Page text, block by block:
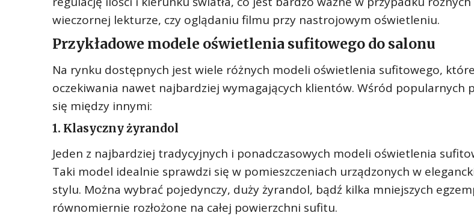
wieczornej lekturze, czy oglądaniu filmu przy nastrojowym oświetleniu.
Przykładowe modele oświetlenia sufitowego do salonu
Na rynku dostępnych jest wiele różnych modeli oświetlenia sufitowego, które
oczekiwania nawet najbardziej wymagających klientów. Wśród popularnych
się między innymi:
1. Klasyczny żyrandol
Jeden z najbardziej tradycyjnych i ponadczasowych modeli oświetlenia
Taki model idealnie sprawdzi się w pomieszczeniach urządzonych w
stylu. Można wybrać pojedynczy, duży żyrandol, bądź kilka mniejszych
równomiernie rozłożone na całej powierzchni sufitu.